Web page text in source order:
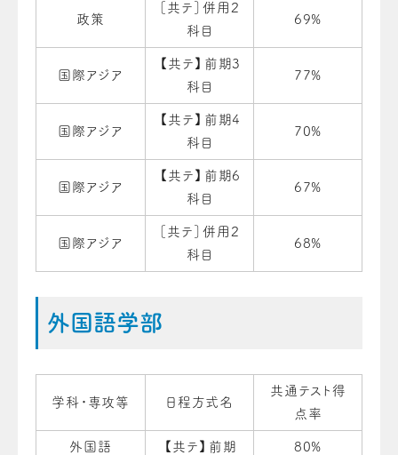
政策
［共テ］併用２
科目
69%
国際アジア
【共テ】前期3
科目
77%
国際アジア
【共テ】前期4
科目
70%
国際アジア
【共テ】前期6
科目
67%
国際アジア
［共テ］併用２
科目
68%
外国語学部
学科・専攻等 日程方式名
共通テスト得
点率
外国語 【共テ】前期 80%